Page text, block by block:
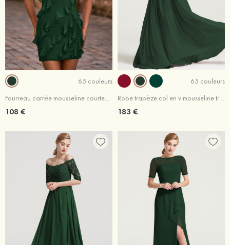
65 couleurs
Fourreau carrée mousseline courte/mini robe de fête de la rentré avec volants
108 €
65 couleurs
Robe trapèze col en v mousseline traîne balayage robe de mère de la mariée avec appliqué
183 €